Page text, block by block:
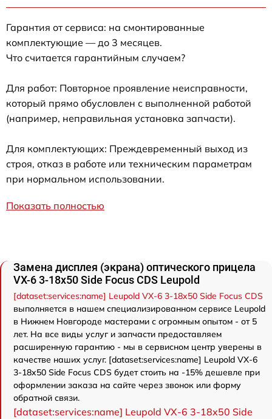
Гарантия от сервиса: на смонтированные
комплектующие — до 3 месяцев.
Что считается гарантийным случаем?
Для работ: Повторное проявление неисправности,
который прямо обусловлен с выполненной работой
(например, неправильная установка запчасти).
Для комплектующих: Преждевременный выход из
строя, отказ в работе или техническим параметрам
при нормальном использовании.
Показать полностью
Замена дисплея (экрана) оптического прицела
VX-6 3-18x50 Side Focus CDS Leupold
[dataset:services:name] Leupold VX-6 3-18x50 Side Focus CDS
выполняется в нашем специализированном сервисе Leupold
в Нижнем Новгороде мастерами с огромным опытом - от 5
лет. На все виды услуг и запчасти предоставляем
расширенную гарантию - мы в сервисном центр уверены в
качестве наших услуг. [dataset:services:name] Leupold VX-6
3-18x50 Side Focus CDS будет стоить на -15% дешевле при
оформлении заказа на сайте через звонок или форму
обратной связи.
[dataset:services:name] Leupold VX-6 3-18x50 Side